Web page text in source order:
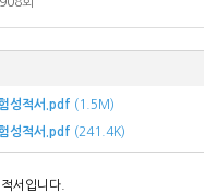
성적서.pdf (1.5M)
성적서.pdf (241.4K)
서입니다.